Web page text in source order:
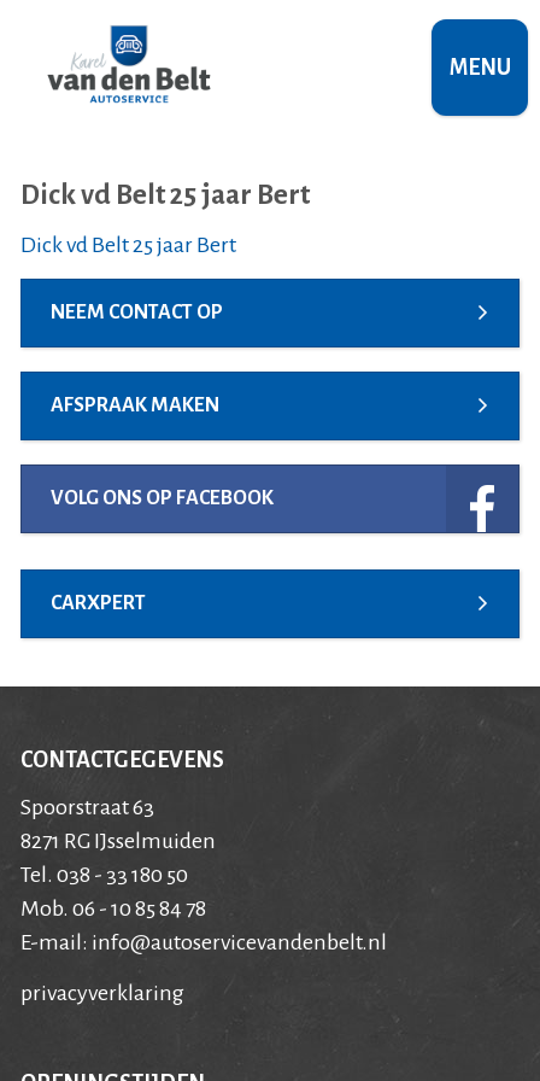
MENU
Dick vd Belt 25 jaar Bert
Dick vd Belt 25 jaar Bert
NEEM CONTACT OP
AFSPRAAK MAKEN
VOLG ONS OP FACEBOOK
CARXPERT
CONTACTGEGEVENS
Spoorstraat 63
8271 RG IJsselmuiden
Tel. 038 - 33 180 50
Mob. 06 - 10 85 84 78
E-mail: info@autoservicevandenbelt.nl
privacyverklaring